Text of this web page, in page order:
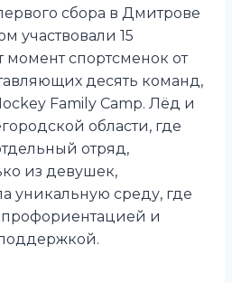
сбора в Дмитрове
участвовали 15
момент спортсменок от
десять команд,
Family Camp. Лёд и
области, где
отряд,
из девушек,
уникальную среду, где
профориентацией и